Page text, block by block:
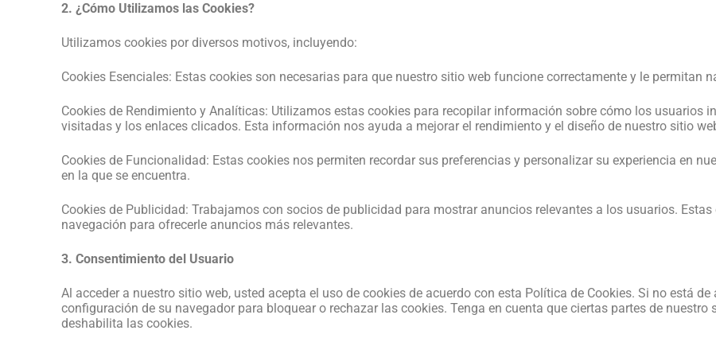
2. ¿Cómo Utilizamos las Cookies?
Utilizamos cookies por diversos motivos, incluyendo:
Cookies Esenciales: Estas cookies son necesarias para que nuestro sitio web funcione correctamente y le permitan
Cookies de Rendimiento y Analíticas: Utilizamos estas cookies para recopilar información sobre cómo los usuarios
visitadas y los enlaces clicados. Esta información nos ayuda a mejorar el rendimiento y el diseño de nuestro sitio
Cookies de Funcionalidad: Estas cookies nos permiten recordar sus preferencias y personalizar su experiencia en
en la que se encuentra.
Cookies de Publicidad: Trabajamos con socios de publicidad para mostrar anuncios relevantes a los usuarios.
navegación para ofrecerle anuncios más relevantes.
3. Consentimiento del Usuario
Al acceder a nuestro sitio web, usted acepta el uso de cookies de acuerdo con esta Política de Cookies. Si no está
configuración de su navegador para bloquear o rechazar las cookies. Tenga en cuenta que ciertas partes de
deshabilita las cookies.